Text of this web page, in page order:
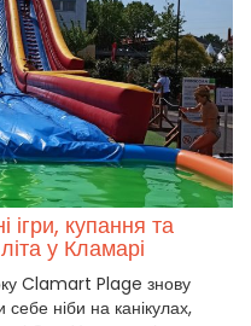
купання та
у Кламарі
Clamart Plage знову
себе ніби на канікулах,